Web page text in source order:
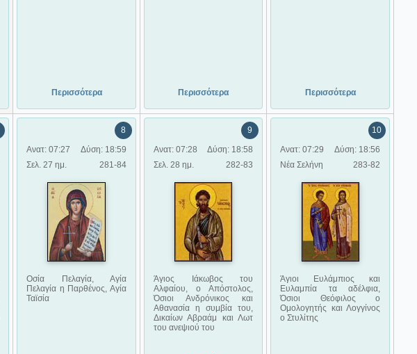
Περισσότερα Περισσότερα Περισσότερα
8
Ανατ: 07:27
Δύση: 18:59
Σελ. 27 ημ.
281-84
Οσία Πελαγία, Αγία
Πελαγία η Παρθένος, Αγία
Ταϊσία
9
Ανατ: 07:28
Δύση: 18:58
Σελ. 28 ημ.
282-83
Άγιος Ιάκωβος του
Αλφαίου, ο Απόστολος,
Όσιοι Ανδρόνικος και
Αθανασία η συμβία του,
Δικαίων Αβραάμ και Λωτ
του ανεψιού του
10
Ανατ: 07:29
Δύση: 18:56
Νέα Σελήνη
283-82
Άγιοι Ευλάμπιος και
Ευλαμπία τα αδέλφια,
Όσιοι Θεόφιλος ο
Ομολογητής και Λογγίνος
ο Στυλίτης